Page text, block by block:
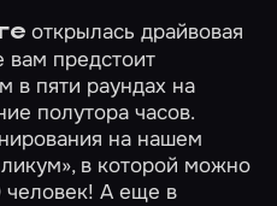
открылась драйвовая
вам предстоит
в пяти раундах на
полутора часов.
на нашем
, в которой можно
человек! А еще в